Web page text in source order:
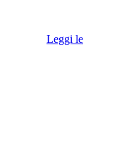
Leggi le